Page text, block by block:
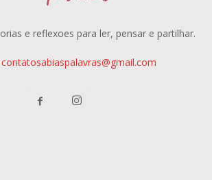
e reflexoes para ler, pensar e partilhar.
contatosabiaspalavras@gmail.com